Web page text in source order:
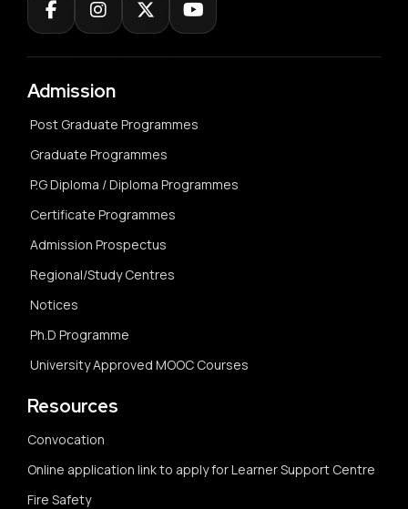
Admission
Post Graduate Programmes
Graduate Programmes
P.G Diploma / Diploma Programmes
Certificate Programmes
Admission Prospectus
Regional/Study Centres
Notices
Ph.D Programme
University Approved MOOC Courses
Resources
Convocation
Online application link to apply for Learner Support Centre
Fire Safety